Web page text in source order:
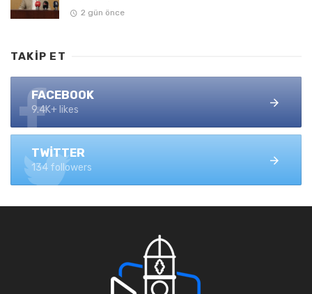
2 gün önce
TAKIP ET
FACEBOOK
9.4K+ likes
TWITTER
134 followers